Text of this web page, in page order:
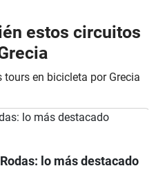
estos circuitos
tours en bicicleta por Grecia
lo más destacado